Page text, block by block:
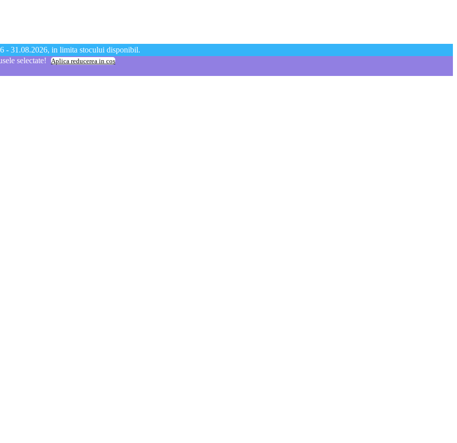
- 31.08.2026, in limita stocului disponibil.
selectate!
Aplica reducerea in cos